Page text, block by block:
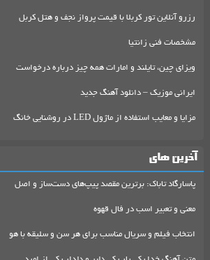
رزرو آنلاین تور کربلا با قیمت پرواز نجف و هتل کربل
مشخصات فنی زانتیا
ویزای چین، تایلند و امارات همه چیز درباره درخواست
ایرانی موزیک – دانلود آهنگ جدید
مزایا و معایب استفاده از ماژول LED در روشنایی خانگ
آخرین های
پاسارگاد تاباک: برترین مقصد پیپ‌های دست‌ساز و اصل
معنی و تعبیر اسب در فال قهوه
انتخاب فیلم و سریال مناسب برای هر سن و سلیقه با هو